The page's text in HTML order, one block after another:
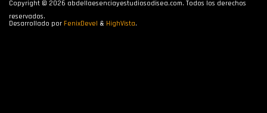
Copyright © 2026 abdellaesenciayestudiosodisea.com. Todos los derechos
reservados.
Desarrollado por FenixDevel & HighVista.